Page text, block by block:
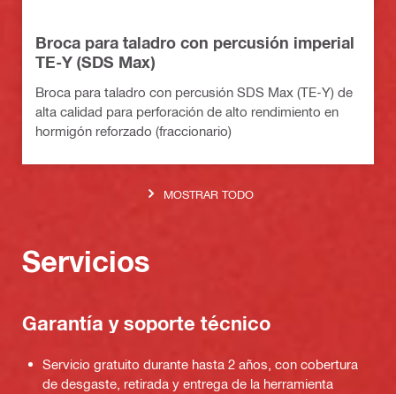
Broca para taladro con percusión imperial
TE-Y (SDS Max)
Broca para taladro con percusión SDS Max (TE-Y) de
alta calidad para perforación de alto rendimiento en
hormigón reforzado (fraccionario)
MOSTRAR TODO
Servicios
Garantía y soporte técnico
Servicio gratuito durante hasta 2 años, con cobertura
de desgaste, retirada y entrega de la herramienta